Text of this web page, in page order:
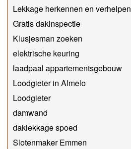
Lekkage herkennen en verhelpen
Gratis dakinspectie
Klusjesman zoeken
elektrische keuring
laadpaal appartementsgebouw
Loodgieter in Almelo
Loodgieter
damwand
daklekkage spoed
Slotenmaker Emmen